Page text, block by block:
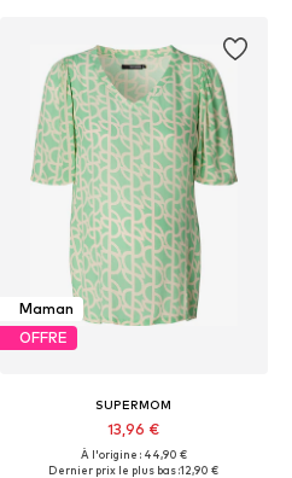
Maman
OFFRE
SUPERMOM
13,96 €
À l'origine : 44,90 €
Dernier prix le plus bas :12,90 €